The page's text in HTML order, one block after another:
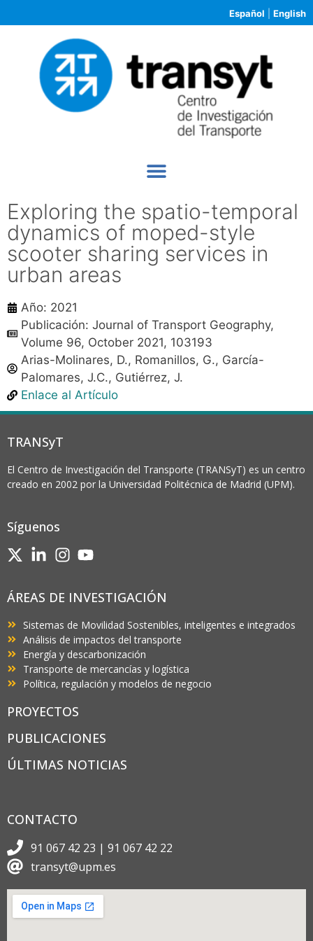
Español English
Exploring the spatio-temporal
dynamics of moped-style
scooter sharing services in
urban areas
Año: 2021
Publicación: Journal of Transport Geography,
Volume 96, October 2021, 103193
Arias-Molinares, D., Romanillos, G., García-
Palomares, J.C., Gutiérrez, J.
Enlace al Artículo
TRANSyT
El Centro de Investigación del Transporte (TRANSyT) es un centro
creado en 2002 por la Universidad Politécnica de Madrid (UPM).
Síguenos
ÁREAS DE INVESTIGACIÓN
Sistemas de Movilidad Sostenibles, inteligentes e integrados
Análisis de impactos del transporte
Energía y descarbonización
Transporte de mercancías y logística
Política, regulación y modelos de negocio
PROYECTOS
PUBLICACIONES
ÚLTIMAS NOTICIAS
CONTACTO
91 067 42 23 | 91 067 42 22
transyt@upm.es